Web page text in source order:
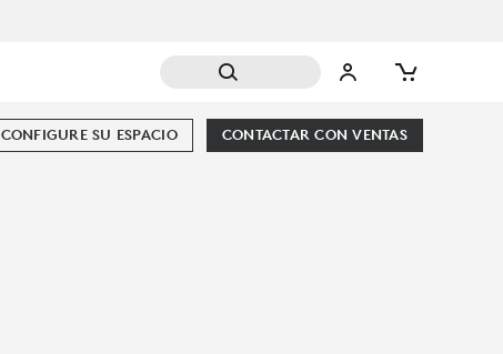
CONTACTAR CON VENTAS
CONFIGURE SU ESPACIO